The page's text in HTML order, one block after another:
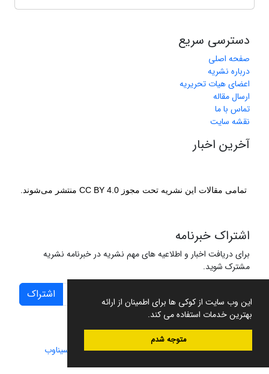
این وب سایت از کوکی ها برای اطمینان از ارائه
بهترین خدمات استفاده می کند.
متوجه شدم
دسترسی سریع
صفحه اصلی
درباره نشریه
اعضای هیات تحریریه
ارسال مقاله
تماس با ما
نقشه سایت
آخرین اخبار
تمامی مقالات این نشریه تحت مجوز CC BY 4.0 منتشر می‌شوند.
اشتراک خبرنامه
برای دریافت اخبار و اطلاعیه های مهم نشریه در خبرنامه نشریه
مشترک شوید.
اشتراک
سامانه مدیریت نشریات علمی.طراحی و پیاده سازی از سیناوب